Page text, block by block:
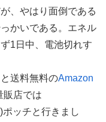
、やはり面倒である
かいである。エネル
1日中、電池切れす
送料無料のAmazon
販店では
ッチと行きまし